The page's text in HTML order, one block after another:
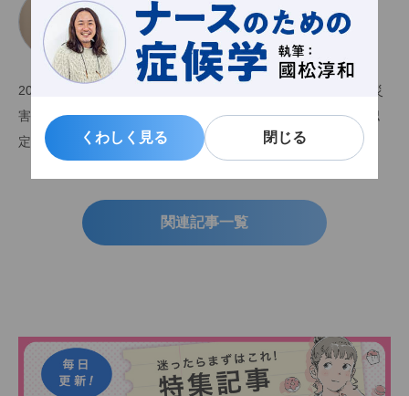
くわしく見る 閉じる
くわしく見る 閉じる
山本宏一
独立行政法人国立病院機構 災害医療センター 副看護師長 、
救急看護認定看護師、診療看護師
2001年精神科病院に勤務。2004年独立行政法人国立病院機構災
害医療センターに就職、救命救急病棟配属。2014年救急看護認
定看護師認定。
関連記事一覧